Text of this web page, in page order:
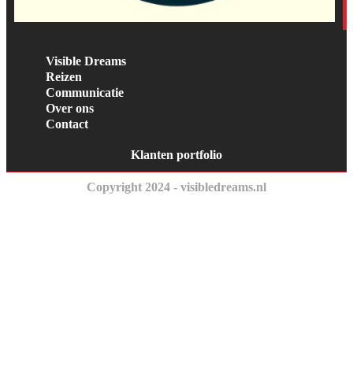
Visible Dreams
Reizen
Communicatie
Over ons
Contact
Klanten portfolio
Copyright 2024 - visibledreams.nl